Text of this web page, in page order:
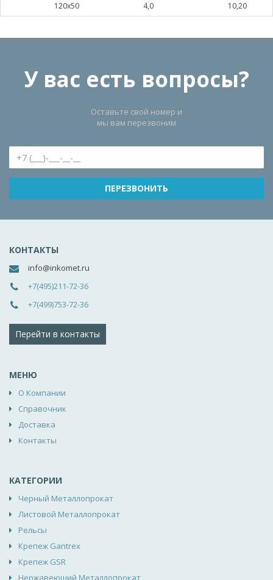
120x50 4,0 10,20
У вас есть вопросы?
Оставьте свой номер и
мы вам перезвоним
КОНТАКТЫ
info@inkomet.ru
+7(495)211-72-36
+7(499)753-72-36
Перейти в контакты
МЕНЮ
О Компании
Справочник
Доставка
Контакты
КАТЕГОРИИ
Черный Металлопрокат
Листовой Металлопрокат
Рельсы
Крепеж Gantrex
Крепеж GSR
Нержавеющий Металлопрокат